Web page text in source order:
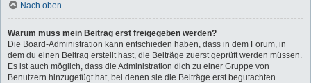
Nach oben
Warum muss mein Beitrag erst freigegeben werden?
Die Board-Administration kann entschieden haben, dass in dem Forum, in
dem du einen Beitrag erstellt hast, die Beiträge zuerst geprüft werden müssen.
Es ist auch möglich, dass die Administration dich zu einer Gruppe von
Benutzern hinzugefügt hat, bei denen sie die Beiträge erst begutachten